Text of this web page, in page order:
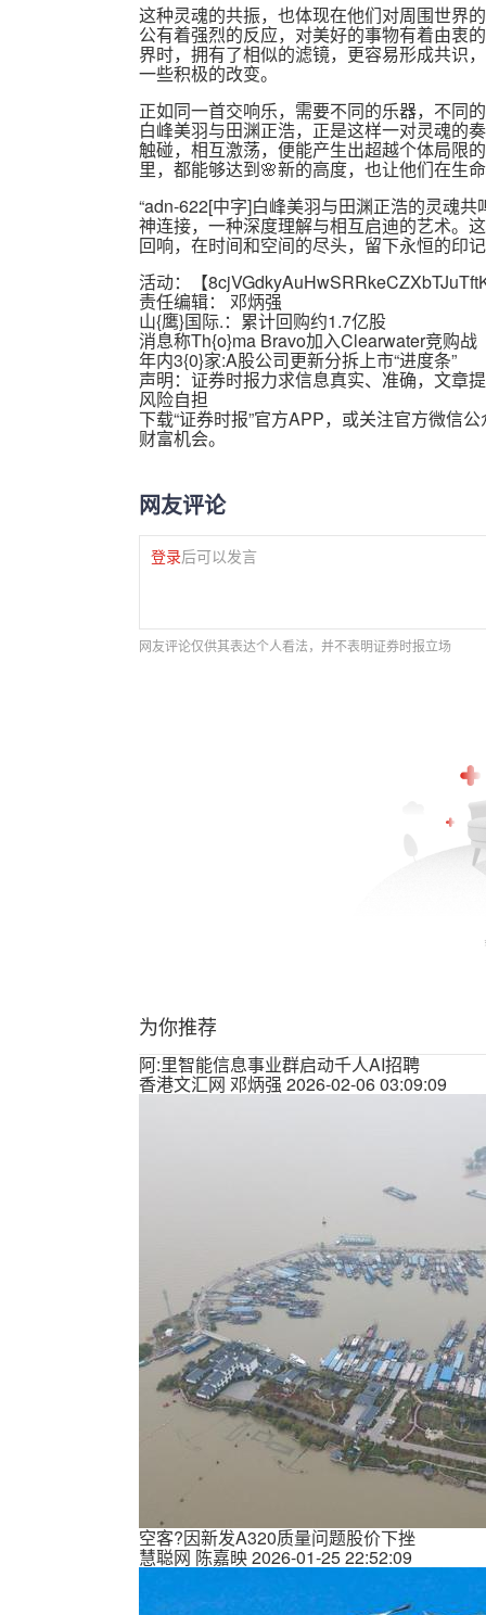
这种灵魂的共振，也体现在他们对周围世界
公有着强烈的反应，对美好的事物有着由衷
界时，拥有了相似的滤镜，更容易形成共识
一些积极的改变。
正如同一首交响乐，需要不同的乐器，不同
白峰美羽与田渊正浩，正是这样一对灵魂的
触碰，相互激荡，便能产生出超越个体局限
里，都能够达到🌸新的高度，也让他们在生
“adn-622[中字]白峰美羽与田渊正浩的灵魂
神连接，一种深度理解与相互启迪的艺术。
回响，在时间和空间的尽头，留下永恒的印
活动：【
责任编辑： 邓炳强
山{鹰}国际.：累计回购约1.7亿股
消息称Th{o}ma Bravo加入Clearwater竞购战
年内3{0}家:A股公司更新分拆上市“进度条”
声明：证券时报力求信息真实、准确，文章
风险自担
下载“证券时报”官方APP，或关注官方微信
财富机会。
网友评论
登录后可以发言
网友评论仅供其表达个人看法，并不表明证券时报立场
为你推荐
阿:里智能信息事业群启动千人AI招聘
香港文汇网 邓炳强 2026-02-06 03:09:09
空客?因新发A320质量问题股价下挫
慧聪网 陈嘉映2026-01-25 22:52:09